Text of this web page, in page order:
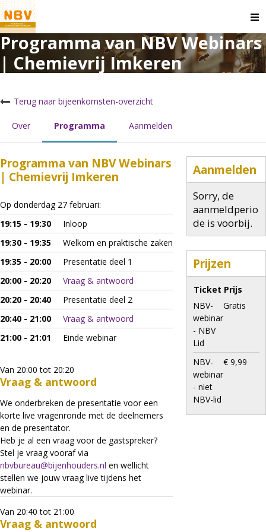
Programma van NBV Webinars
| Chemievrij Imkeren
Terug naar bijeenkomsten-overzicht
NBV Webinars |
Chemievrij Imkeren
donderdag 27 februari 2025 van 19:30 uur tot 21:00 uur
Over Programma Aanmelden
Programma van NBV Webinars
| Chemievrij Imkeren
Op donderdag 27 februari:
19:15 - 19:30
Inloop
19:30 - 19:35
Welkom en praktische zaken
19:35 - 20:00
Presentatie deel 1
20:00 - 20:20
Vraag & antwoord
20:20 - 20:40
Presentatie deel 2
20:40 - 21:00
Vraag & antwoord
21:00 - 21:01
Einde webinar
Van 20:00 tot 20:20
Vraag & antwoord
We onderbreken de presentatie voor een
korte live vragenronde met de deelnemers
en de presentator.
Heb je al een vraag voor de gastspreker?
Stel je vraag vooraf via
nbvbureau@bijenhouders.nl en wellicht
stellen we jouw vraag live tijdens het
webinar.
Van 20:40 tot 21:00
Vraag & antwoord
Aanmelden
Sorry, de
aanmeldperio
de is voorbij.
Prijzen
Ticket Prijs
NBV-
webinar
- NBV
Lid
Gratis
NBV-
webinar
- niet
NBV-lid
€ 9,99